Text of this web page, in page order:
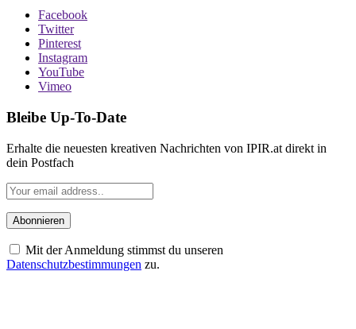
Facebook
Twitter
Pinterest
Instagram
YouTube
Vimeo
Bleibe Up-To-Date
Erhalte die neuesten kreativen Nachrichten von IPIR.at direkt in
dein Postfach
Mit der Anmeldung stimmst du unseren
Datenschutzbestimmungen zu.